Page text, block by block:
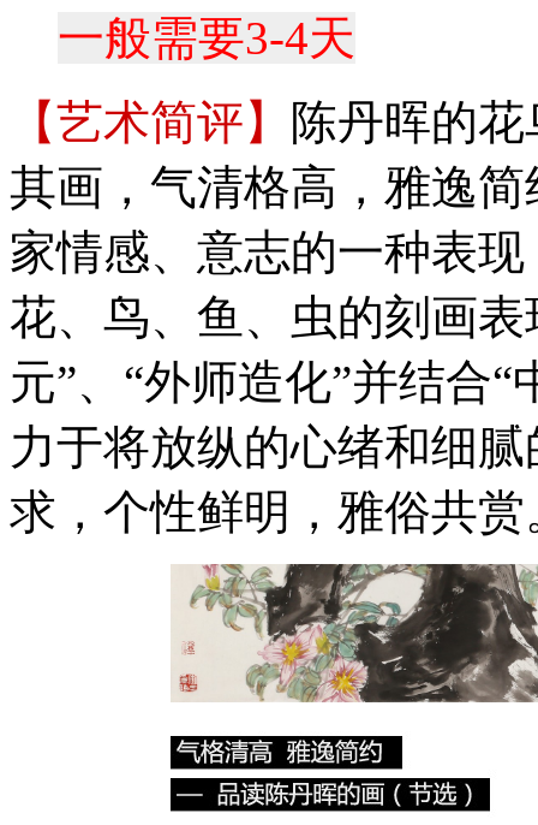
一般需要3-4天
【艺术简评】 陈丹晖的
其画，气清格高，雅逸
家情感、意志的一种表
花、鸟、鱼、虫的刻画
元”、“外师造化”并结合
力于将放纵的心绪和细
求，个性鲜明，雅俗共赏